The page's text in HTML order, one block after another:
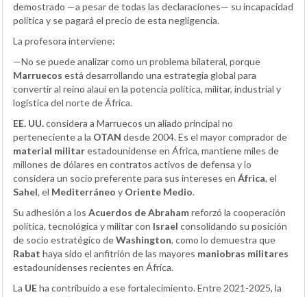
demostrado —a pesar de todas las declaraciones— su incapacidad
política y se pagará el precio de esta negligencia.
La profesora interviene:
—No se puede analizar como un problema bilateral, porque
Marruecos está desarrollando una estrategia global para
convertir al reino alauí en la potencia política, militar, industrial y
logística del norte de África.
EE. UU.considera a Marruecos un aliado principal no
perteneciente a la OTAN desde 2004. Es el mayor comprador de
material militarestadounidense en África, mantiene miles de
millones de dólares en contratos activos de defensa y lo
considera un socio preferente para sus intereses en África, el
Sahel, el Mediterráneo y Oriente Medio.
Su adhesión a los Acuerdos de Abrahamreforzó la cooperación
política, tecnológica y militar con Israel consolidando su posición
de socio estratégico deWashington, como lo demuestra que
Rabat haya sido el anfitrión de las mayores maniobras militares
estadounidenses recientes en África.
La UEha contribuido a ese fortalecimiento. Entre 2021-2025, la